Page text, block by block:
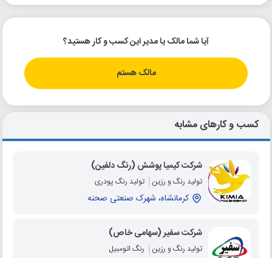
آیا شما مالک یا مدیر این کسب و کار هستید؟
مالک هستم
کسب و کارهای مشابه
شرکت کیمیا پوشش (رنگ دلفین)
تولید رنگ و رزین تولید رنگ پودری
کرمانشاه، شهرک صنعتی صحنه
شرکت سفیر (سهامی خاص)
تولید رنگ و رزین رنگ اتومبیل